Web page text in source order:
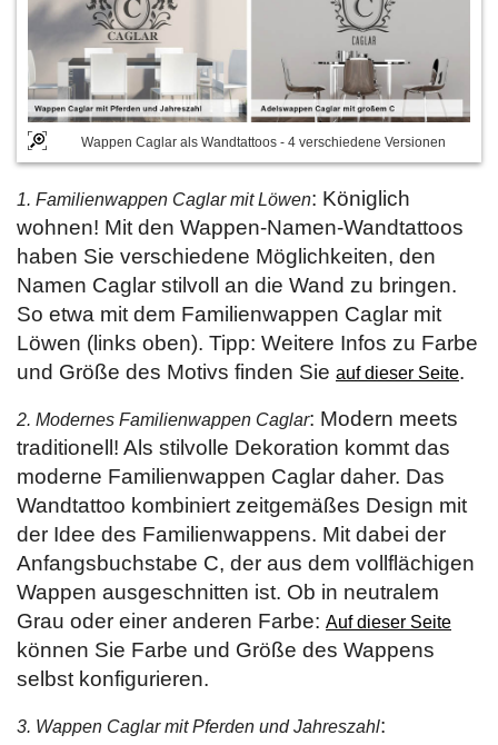
Wappen Caglar als Wandtattoos - 4 verschiedene Versionen
1. Familienwappen Caglar mit Löwen: Königlich
wohnen! Mit den Wappen-Namen-Wandtattoos
haben Sie verschiedene Möglichkeiten, den
Namen Caglar stilvoll an die Wand zu bringen.
So etwa mit dem Familienwappen Caglar mit
Löwen (links oben). Tipp: Weitere Infos zu Farbe
und Größe des Motivs finden Sie auf dieser Seite.
2. Modernes Familienwappen Caglar: Modern meets
traditionell! Als stilvolle Dekoration kommt das
moderne Familienwappen Caglar daher. Das
Wandtattoo kombiniert zeitgemäßes Design mit
der Idee des Familienwappens. Mit dabei der
Anfangsbuchstabe C, der aus dem vollflächigen
Wappen ausgeschnitten ist. Ob in neutralem
Grau oder einer anderen Farbe: Auf dieser Seite
können Sie Farbe und Größe des Wappens
selbst konfigurieren.
3. Wappen Caglar mit Pferden und Jahreszahl: